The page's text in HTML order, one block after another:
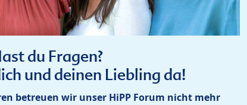
du Fragen?
und deinen Liebling da!
betreuen wir unser HiPP Forum nicht mehr